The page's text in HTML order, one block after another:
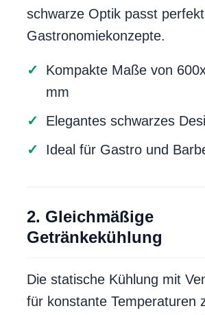
schwarze Optik passt
Gastronomiekonzepte.
Kompakte Maße von
mm
Elegantes schwarzes
Ideal für Gastro und
2. Gleichmäßige
Getränkekühlung
Die statische Kühlung mit
für konstante Temperaturen